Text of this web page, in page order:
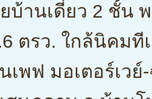
บ้านเดี่ยว 2 ชั้น
ตรว. ใกล้นิคมที
เพฟ มอเตอร์เวย์-